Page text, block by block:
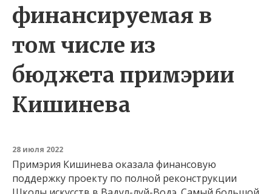
финансируемая в
том числе из
бюджета примэрии
Кишинева
28 июля 2022
Примэрия Кишинева оказала финансовую
поддержку проекту по полной реконструкции